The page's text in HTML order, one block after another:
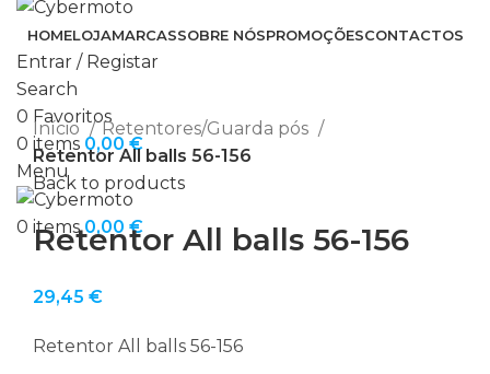
HOMELOJAMARCASSOBRE NÓSPROMOÇÕESCONTACTOS
Entrar / Registar
Search
0 Favoritos
0 items 0,00 €
Menu
0 items 0,00 €
Click to enlarge
Início
Retentores/Guarda pós
Retentor All balls 56-156
Back to products
Retentor All balls 56-156
29,45 €
Retentor All balls 56-156